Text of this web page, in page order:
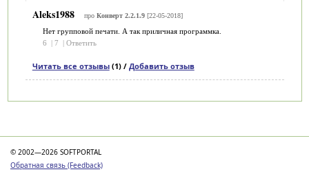
Aleks1988
про Конверт 2.2.1.9[22-05-2018]
Нет групповой печати. А так приличная программка.
6
7 Ответить
Читать все отзывы(1) / Добавить отзыв
© 2002—2026 SOFTPORTAL
Обратная связь (Feedback)